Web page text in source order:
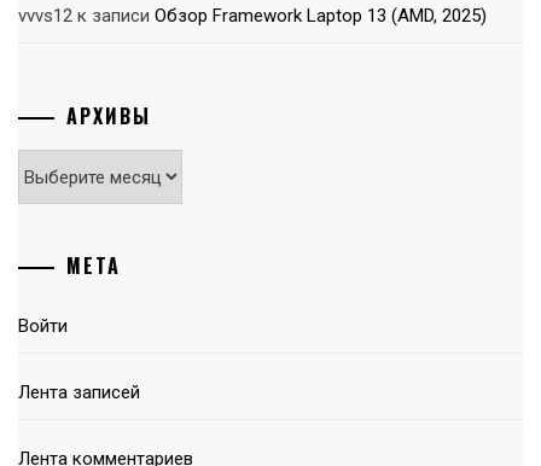
vvvs12 к записи Обзор Framework Laptop 13 (AMD, 2025)
АРХИВЫ
Архивы
МЕТА
Войти
Лента записей
Лента комментариев